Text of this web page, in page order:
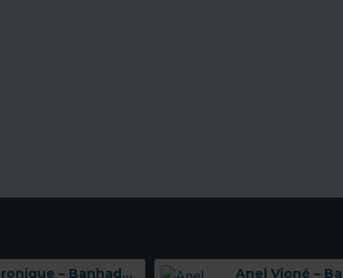
Colar Veronique – Banhado a Ouro de 18K